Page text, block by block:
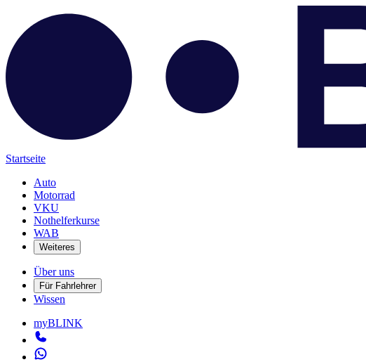
Startseite
Auto
Motorrad
VKU
Nothelferkurse
WAB
Weiteres
Über uns
Für Fahrlehrer
Wissen
myBLINK